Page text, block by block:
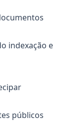
indexação e
públicos